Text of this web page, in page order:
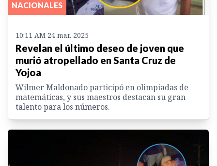
NACIONALES
10:11 AM 24 mar. 2025
Revelan el último deseo de joven que
murió atropellado en Santa Cruz de
Yojoa
Wilmer Maldonado participó en olimpiadas de
matemáticas, y sus maestros destacan su gran
talento para los números.